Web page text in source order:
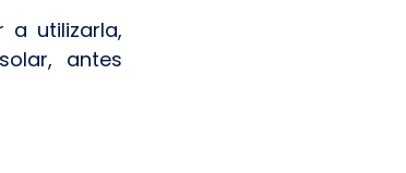
a utilizarla,
antes